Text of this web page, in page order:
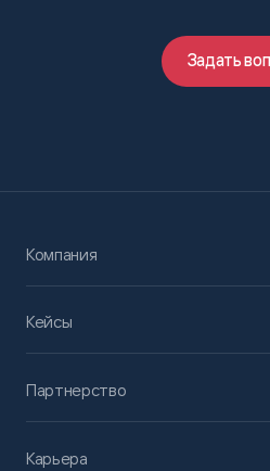
Задать
Компания
Кейсы
Партнерство
Карьера